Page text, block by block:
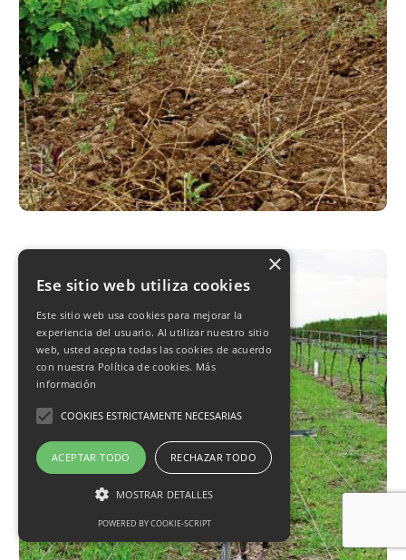
×
Ese sitio web utiliza cookies
Este sitio web usa cookies para mejorar la
experiencia del usuario. Al utilizar nuestro sitio
web, usted acepta todas las cookies de acuerdo
con nuestra Política de cookies. Más
información
COOKIES ESTRICTAMENTE NECESARIAS
ACEPTAR TODO RECHAZAR TODO
MOSTRAR DETALLES
POWERED BY COOKIE-SCRIPT